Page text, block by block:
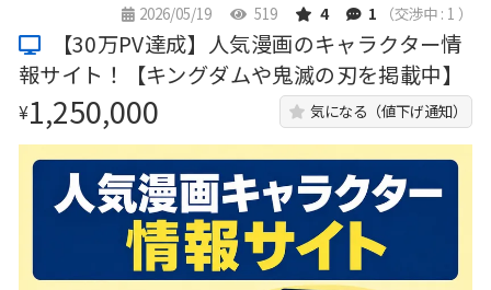
2026/05/19
519 4 1 （交渉中 : 1 ）
【30万PV達成】人気漫画のキャラクター情
報サイト！【キングダムや鬼滅の刃を掲載中】
¥1,250,000 気になる（値下げ通知）